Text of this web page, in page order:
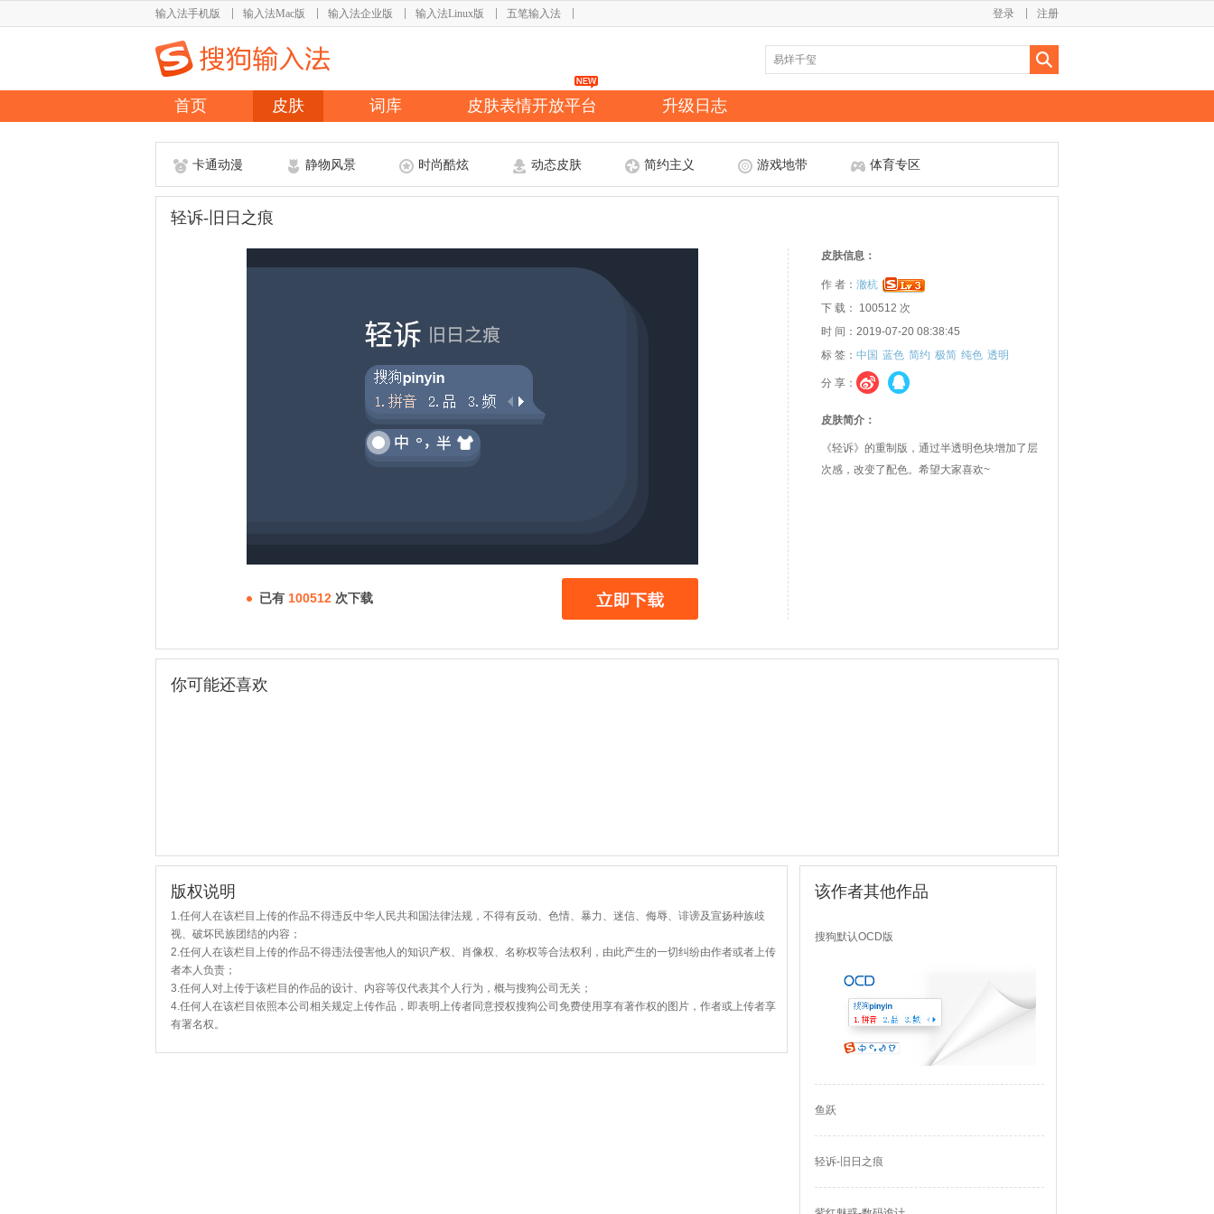
输入法手机版 输入法Mac版 输入法企业版 输入法Linux版 五笔输入法 注册
登录
首页 皮肤 词库 皮肤表情开放平台 升级日志
卡通动漫 静物风景 时尚酷炫 动态皮肤 简约主义 游戏地带 体育专区
轻诉-旧日之痕
已有 100512 次下载
皮肤信息：
作 者： 澈杭
下 载： 100512 次
时 间：2019-07-20 08:38:45
标 签： 中国 蓝色 简约 极简 纯色 透明
分 享：
皮肤简介：
《轻诉》的重制版，通过半透明色块增加了层
次感，改变了配色。希望大家喜欢~
你可能还喜欢
版权说明
1.任何人在该栏目上传的作品不得违反中华人民共和国法律法规，不得有反动、色情、暴力、迷信、侮辱、诽谤及宣扬种族歧
视、破坏民族团结的内容；
2.任何人在该栏目上传的作品不得违法侵害他人的知识产权、肖像权、名称权等合法权利，由此产生的一切纠纷由作者或者上传
者本人负责；
3.任何人对上传于该栏目的作品的设计、内容等仅代表其个人行为，概与搜狗公司无关；
4.任何人在该栏目依照本公司相关规定上传作品，即表明上传者同意授权搜狗公司免费使用享有著作权的图片，作者或上传者享
有署名权。
该作者其他作品
搜狗默认OCD版
鱼跃
轻诉-旧日之痕